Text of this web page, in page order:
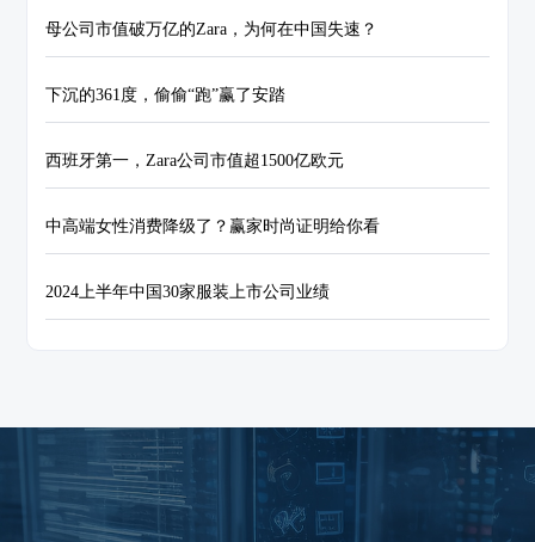
母公司市值破万亿的Zara，为何在中国失速？
下沉的361度，偷偷“跑”赢了安踏
西班牙第一，Zara公司市值超1500亿欧元
中高端女性消费降级了？赢家时尚证明给你看
2024上半年中国30家服装上市公司业绩